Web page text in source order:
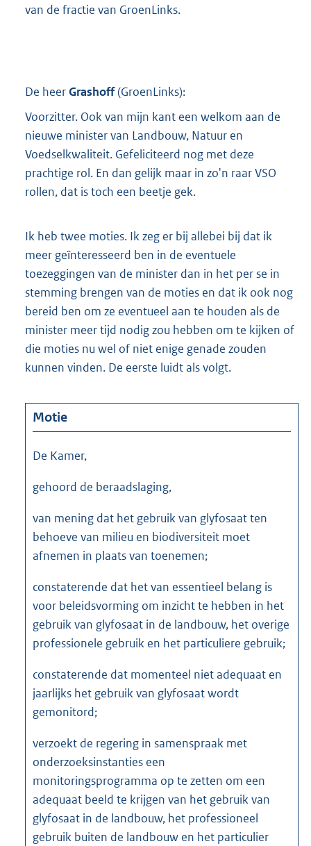
van de fractie van GroenLinks.
De heerGrashoff(GroenLinks):
Voorzitter. Ook van mijn kant een welkom aan de
nieuwe minister van Landbouw, Natuur en
Voedselkwaliteit. Gefeliciteerd nog met deze
prachtige rol. En dan gelijk maar in zo'n raar VSO
rollen, dat is toch een beetje gek.
Ik heb twee moties. Ik zeg er bij allebei bij dat ik
meer geïnteresseerd ben in de eventuele
toezeggingen van de minister dan in het per se in
stemming brengen van de moties en dat ik ook nog
bereid ben om ze eventueel aan te houden als de
minister meer tijd nodig zou hebben om te kijken of
die moties nu wel of niet enige genade zouden
kunnen vinden. De eerste luidt als volgt.
Motie
De Kamer,
gehoord de beraadslaging,
van mening dat het gebruik van glyfosaat ten
behoeve van milieu en biodiversiteit moet
afnemen in plaats van toenemen;
constaterende dat het van essentieel belang is
voor beleidsvorming om inzicht te hebben in het
gebruik van glyfosaat in de landbouw, het overige
professionele gebruik en het particuliere gebruik;
constaterende dat momenteel niet adequaat en
jaarlijks het gebruik van glyfosaat wordt
gemonitord;
verzoekt de regering in samenspraak met
onderzoeksinstanties een
monitoringsprogramma op te zetten om een
adequaat beeld te krijgen van het gebruik van
glyfosaat in de landbouw, het professioneel
gebruik buiten de landbouw en het particulier